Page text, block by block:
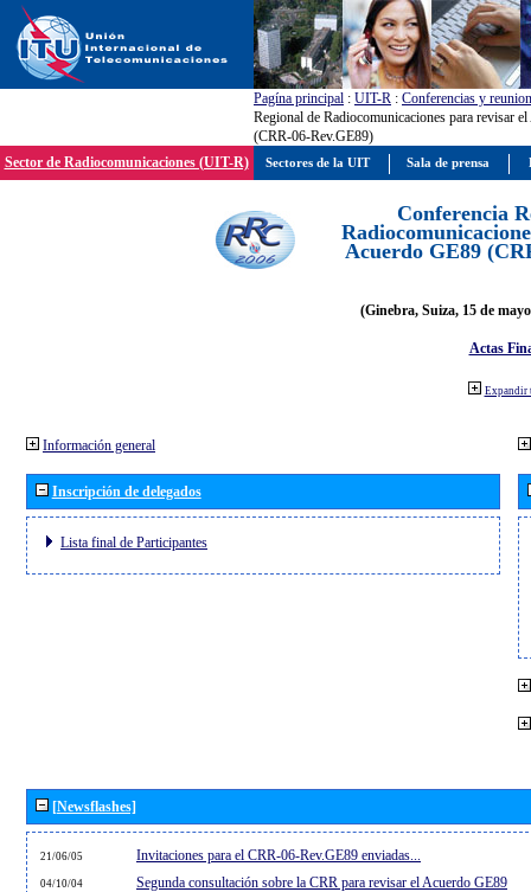
Pagína principal : UIT-R : Conferencias y
Regional de Radiocomunicaciones para revisar
(CRR-06-Rev.GE89)
Sector de Radiocomunicaciones (UIT-R)
Conferencia
Acuerdo GE89
(Ginebra, Suiza, 15 de
Actas
Expandir
Información general
Inscripción de delegados
Lista final de Participantes
[Newsflashes]
21/06/05 Invitaciones para el CRR-06-Rev.GE89 enviadas...
04/10/04 Segunda consultación sobre la CRR para revisar el Acuerdo GE89
Sectores de la UIT Sala de prensa